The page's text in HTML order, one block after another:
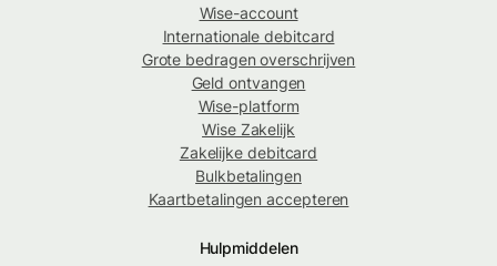
Wise-account
Internationale debitcard
Grote bedragen overschrijven
Geld ontvangen
Wise-platform
Wise Zakelijk
Zakelijke debitcard
Bulkbetalingen
Kaartbetalingen accepteren
Hulpmiddelen